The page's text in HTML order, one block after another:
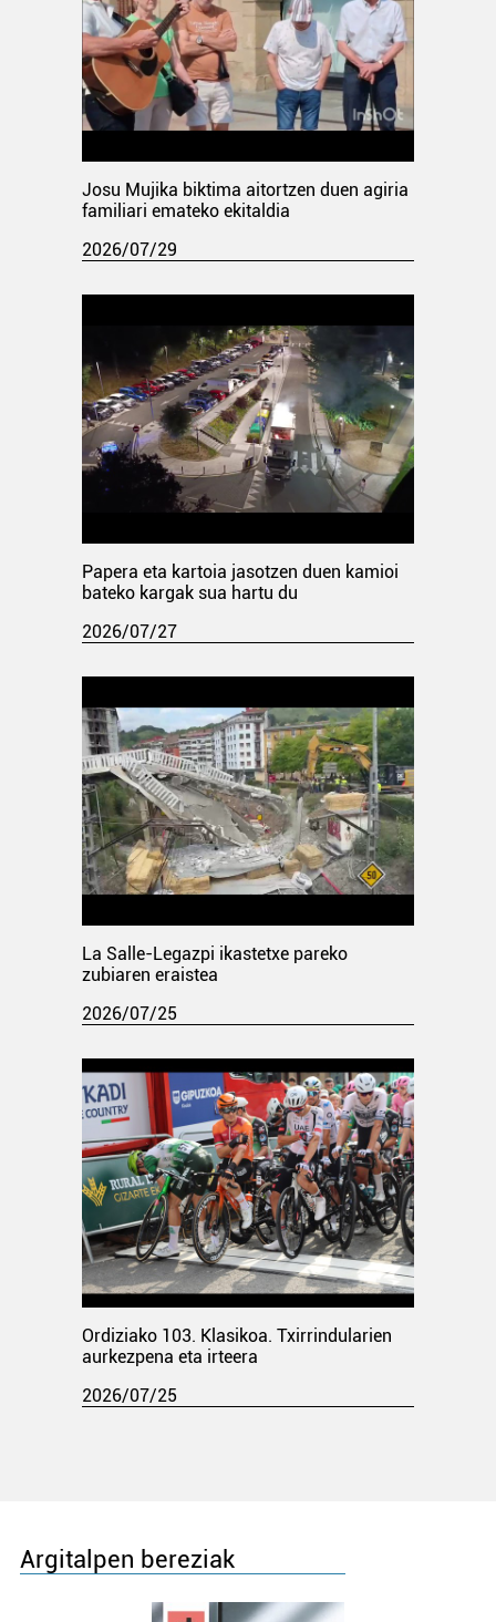
Josu Mujika biktima aitortzen duen agiria
familiari emateko ekitaldia
2026/07/29
Papera eta kartoia jasotzen duen kamioi
bateko kargak sua hartu du
2026/07/27
La Salle-Legazpi ikastetxe pareko
zubiaren eraistea
2026/07/25
Ordiziako 103. Klasikoa. Txirrindularien
aurkezpena eta irteera
2026/07/25
Argitalpen bereziak